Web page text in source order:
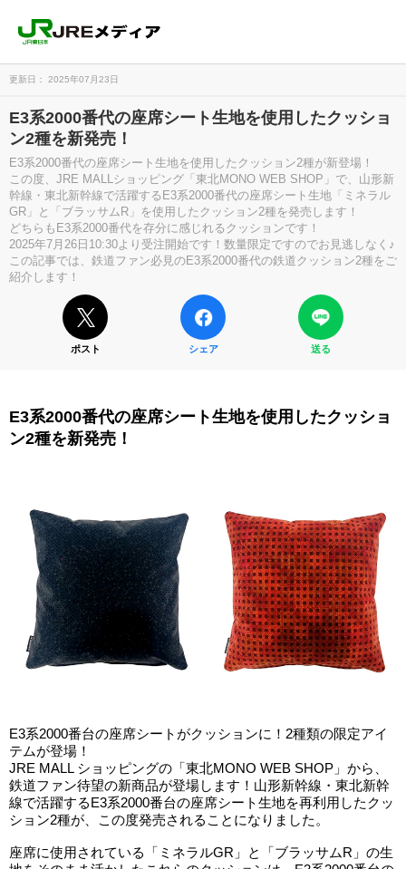
更新日： 2025年07月23日
E3系2000番代の座席シート生地を使用したクッショ
ン2種を新発売！
E3系2000番代の座席シート生地を使用したクッション2種が新登場！
この度、JRE MALLショッピング「東北MONO WEB SHOP」で、山形新
幹線・東北新幹線で活躍するE3系2000番代の座席シート生地「ミネラル
GR」と「ブラッサムR」を使用したクッション2種を発売します！
どちらもE3系2000番代を存分に感じれるクッションです！
2025年7月26日10:30より受注開始です！数量限定ですのでお見逃しなく♪
この記事では、鉄道ファン必見のE3系2000番代の鉄道クッション2種をご
紹介します！
ポスト シェア 送る
E3系2000番代の座席シート生地を使用したクッショ
ン2種を新発売！
E3系2000番台の座席シートがクッションに！2種類の限定アイ
テムが登場！
JRE MALL ショッピングの「東北MONO WEB SHOP」から、
鉄道ファン待望の新商品が登場します！山形新幹線・東北新幹
線で活躍するE3系2000番台の座席シート生地を再利用したクッ
ション2種が、この度発売されることになりました。
座席に使用されている「ミネラルGR」と「ブラッサムR」の生